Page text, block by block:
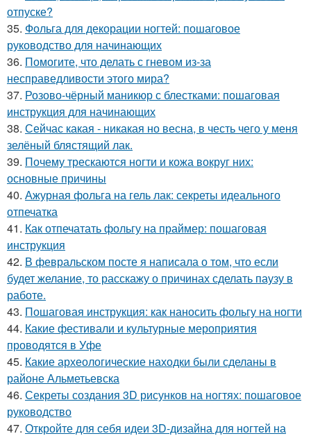
отпуске?
35. Фольга для декорации ногтей: пошаговое
руководство для начинающих
36. Помогите, что делать с гневом из-за
несправедливости этого мира?
37. Розово-чёрный маникюр с блестками: пошаговая
инструкция для начинающих
38. Сейчас какая - никакая но весна, в честь чего у меня
зелёный блястящий лак.
39. Почему трескаются ногти и кожа вокруг них:
основные причины
40. Ажурная фольга на гель лак: секреты идеального
отпечатка
41. Как отпечатать фольгу на праймер: пошаговая
инструкция
42. В февральском посте я написала о том, что если
будет желание, то расскажу о причинах сделать паузу в
работе.
43. Пошаговая инструкция: как наносить фольгу на ногти
44. Какие фестивали и культурные мероприятия
проводятся в Уфе
45. Какие археологические находки были сделаны в
районе Альметьевска
46. Секреты создания 3D рисунков на ногтях: пошаговое
руководство
47. Откройте для себя идеи 3D-дизайна для ногтей на